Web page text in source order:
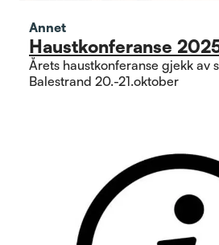
Annet
Haustkonferanse
Årets haustkonferanse gjekk av
Balestrand 20.-21.oktober